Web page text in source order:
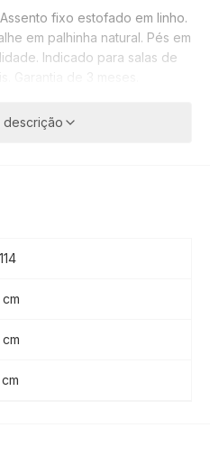
fixo estofado em linho.
em palhinha natural. Pés em
Indicado para salas de
descrição
cm
cm
cm